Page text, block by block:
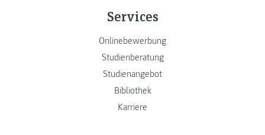
Services
Onlinebewerbung
Studienberatung
Studienangebot
Bibliothek
Karriere